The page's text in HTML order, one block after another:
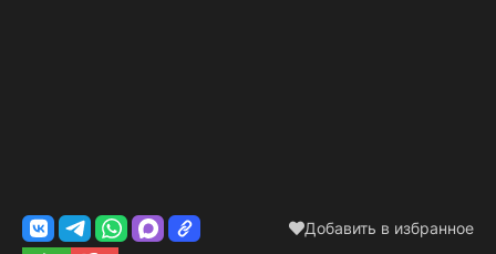
Добавить в избранное